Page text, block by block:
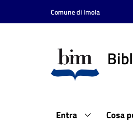
Vai al contenuto
Vai alla navigazione
Comune di Imola
Entra Cosa